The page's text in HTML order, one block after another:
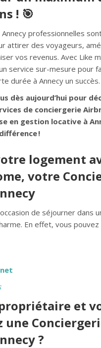
! 🎯
professionnelles
attirer des voyageurs,
vos revenus. Avec Like
service sur-mesure pour
durée à Annecy un succès.
dès aujourd’hui pour
de conciergerie
en gestion locative à
!
logement
votre
de séjourner dans
En effet, vous
et
une
?